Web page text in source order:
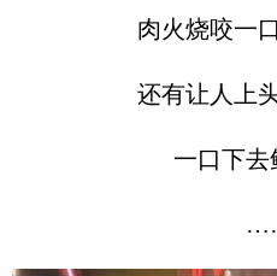
肉火烧咬一
还有让人上
一口下去